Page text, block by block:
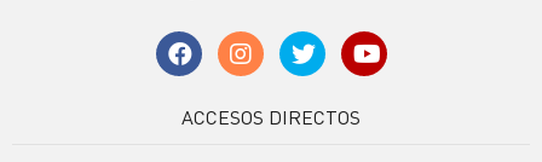
ACCESOS DIRECTOS